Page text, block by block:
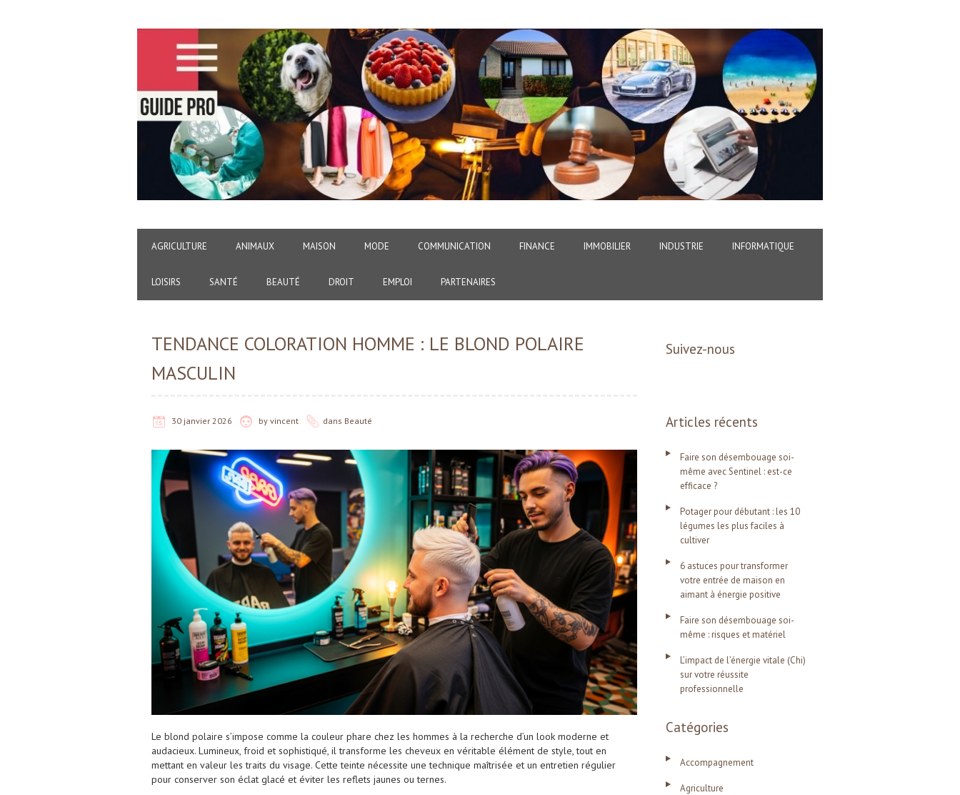
AGRICULTURE ANIMAUX MAISON MODE COMMUNICATION FINANCE IMMOBILIER INDUSTRIE INFORMATIQUE
LOISIRS SANTÉ BEAUTÉ DROIT EMPLOI PARTENAIRES
TENDANCE COLORATION HOMME : LE BLOND POLAIRE
MASCULIN
30 janvier 2026 by vincent dans Beauté
Le blond polaire s’impose comme la couleur phare chez les hommes à la recherche d’un look moderne et
audacieux. Lumineux, froid et sophistiqué, il transforme les cheveux en véritable élément de style, tout en
mettant en valeur les traits du visage. Cette teinte nécessite une technique maîtrisée et un entretien régulier
pour conserver son éclat glacé et éviter les reflets jaunes ou ternes.
Suivez-nous
Articles récents
Faire son désembouage soi-
même avec Sentinel : est-ce
efficace ?
Potager pour débutant : les 10
légumes les plus faciles à
cultiver
6 astuces pour transformer
votre entrée de maison en
aimant à énergie positive
Faire son désembouage soi-
même : risques et matériel
L’impact de l’énergie vitale (Chi)
sur votre réussite
professionnelle
Catégories
Accompagnement
Agriculture